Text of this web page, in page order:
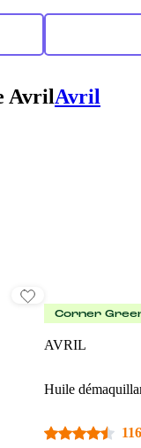
Avril Avril
Corner
AVRIL
Huile